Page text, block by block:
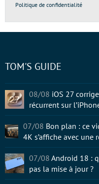
Politique de confidentialité
TOM'S GUIDE
08/08 iOS 27
récurrent sur
07/08 Bon plan : ce
4K s’affiche avec une
07/08 Android 18 :
pas la mise à jour ?